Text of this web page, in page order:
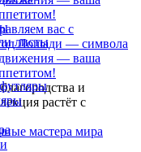
листы
вас с
Лошади — символа
движения — ваша
и
растёт с